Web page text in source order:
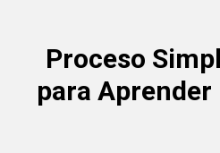
Proceso
para Aprender